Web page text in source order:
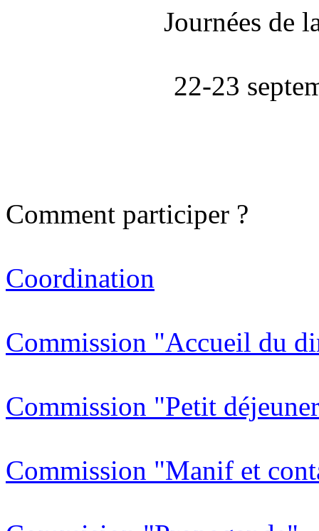
Journées de
22-23
Comment participer ?
Coordination
Commission "Accueil du
Commission "Petit
Commission "Manif et